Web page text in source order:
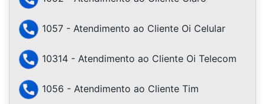
1057 - Atendimento ao Cliente Oi Celular
10314 - Atendimento ao Cliente Oi Telecom
1056 - Atendimento ao Cliente Tim